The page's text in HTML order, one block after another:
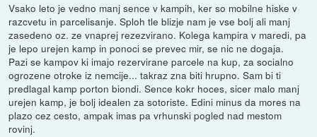
Vsako leto je vedno manj sence v kampih, ker so mobilne hiske v
razcvetu in parcelisanje. Sploh tle blizje nam je vse bolj ali manj
zasedeno oz. ze vnaprej rezezvirano. Kolega kampira v maredi, pa
je lepo urejen kamp in ponoci se prevec mir, se nic ne dogaja.
Pazi se kampov ki imajo rezervirane parcele na kup, za socialno
ogrozene otroke iz nemcije... takraz zna biti hrupno. Sam bi ti
predlagal kamp porton biondi. Sence kokr hoces, sicer malo manj
urejen kamp, je bolj idealen za sotoriste. Edini minus da mores na
plazo cez cesto, ampak imas pa vrhunski pogled nad mestom
rovinj.